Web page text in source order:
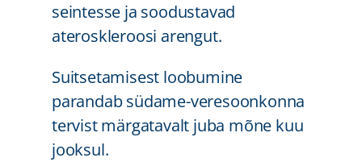
seintesse ja soodustavad
ateroskleroosi arengut.
Suitsetamisest loobumine
parandab südame-veresoonkonna
tervist märgatavalt juba mõne kuu
jooksul.